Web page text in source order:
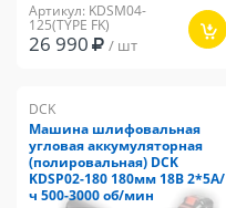
Артикул: KDSM04-
125(TYPE FK)
26 990 / шт
DCK
Машина шлифовальная
угловая аккумуляторная
(полировальная) DCK
KDSP02-180 180мм 18В 2*5А/
ч 500-3000 об/мин